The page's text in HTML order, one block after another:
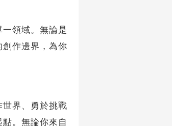
領域。無論是
作邊界，為你
界、勇於挑戰
。無論你來自